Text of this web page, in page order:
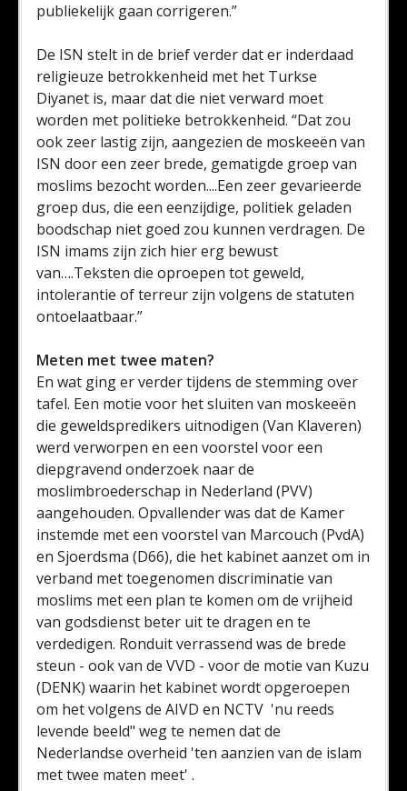
publiekelijk gaan corrigeren.”
De ISN stelt in de brief verder dat er inderdaad
religieuze betrokkenheid met het Turkse
Diyanet is, maar dat die niet verward moet
worden met politieke betrokkenheid. “Dat zou
ook zeer lastig zijn, aangezien de moskeeën van
ISN door een zeer brede, gematigde groep van
moslims bezocht worden....Een zeer gevarieerde
groep dus, die een eenzijdige, politiek geladen
boodschap niet goed zou kunnen verdragen. De
ISN imams zijn zich hier erg bewust
van….Teksten die oproepen tot geweld,
intolerantie of terreur zijn volgens de statuten
ontoelaatbaar.”
Meten met twee maten?
En wat ging er verder tijdens de stemming over
tafel. Een motie voor het sluiten van moskeeën
die geweldspredikers uitnodigen (Van Klaveren)
werd verworpen en een voorstel voor een
diepgravend onderzoek naar de
moslimbroederschap in Nederland (PVV)
aangehouden. Opvallender was dat de Kamer
instemde met een voorstel van Marcouch (PvdA)
en Sjoerdsma (D66), die het kabinet aanzet om in
verband met toegenomen discriminatie van
moslims met een plan te komen om de vrijheid
van godsdienst beter uit te dragen en te
verdedigen. Ronduit verrassend was de brede
steun - ook van de VVD - voor de motie van Kuzu
(DENK) waarin het kabinet wordt opgeroepen
om het volgens de AIVD en NCTV 'nu reeds
levende beeld" weg te nemen dat de
Nederlandse overheid 'ten aanzien van de islam
met twee maten meet' .